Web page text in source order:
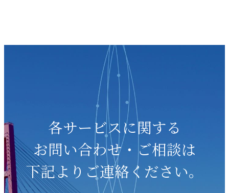
各サービスに関する
お問い合わせ・ご相談は
下記よりご連絡ください。